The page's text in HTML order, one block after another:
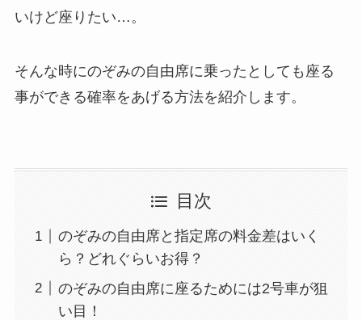
いけど座りたい…。
そんな時にのぞみの自由席に乗ったとしても座る
事ができる確率をあげる方法を紹介します。
目次
のぞみの自由席と指定席の料金差はいく
ら？どれぐらいお得？
のぞみの自由席に座るためには2号車が狙
い目！